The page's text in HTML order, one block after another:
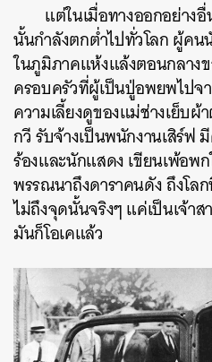
แต่ในเมื่อทางออกอย่าง
นั้นกำลังตกต่ำไปทั่วโลก ผู้คน
ในภูมิภาคแห้งแล้งตอนกลางข
ครอบครัวที่ผู้เป็นปู่อพยพไปจ
ความเลี้ยงดูของแม่ช่างเย็บผ้
กวี รับจ้างเป็นพนักงานเสิร์ฟ
ร้องและนักแสดง เขียนเพ้อ
พรรณนาถึงดาราคนดัง ถึงโล
ไม่ถึงจุดนั้นจริงๆ แค่เป็นเจ้า
มันก็โอเคแล้ว